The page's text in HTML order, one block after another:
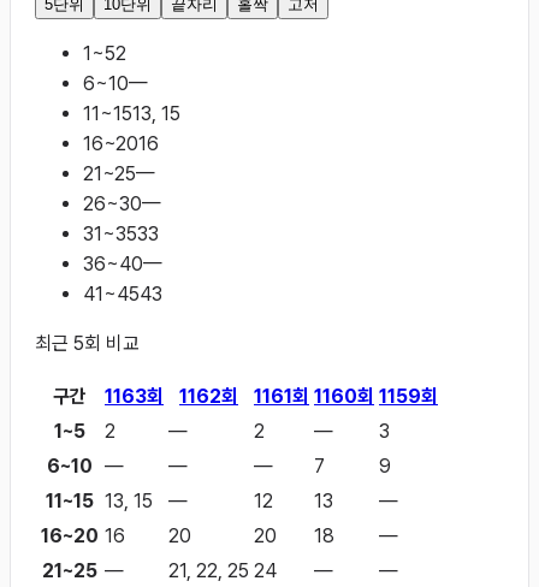
5단위 10단위 끝자리 홀짝 고저
1~52
6~10—
11~1513, 15
16~2016
21~25—
26~30—
31~3533
36~40—
41~4543
최근 5회 비교
구간 1163회 1162회 1161회 1160회 1159회
1~5
2 — 2 —
3
6~10 — — — 7
9
11~15 13, 15 — 12 13
—
16~20 16 20 20 18
—
21~25 — 21, 22, 25 24 —
—